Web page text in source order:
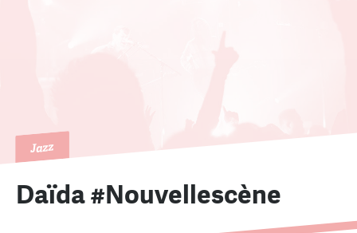
Jazz
Daïda #Nouvellescène